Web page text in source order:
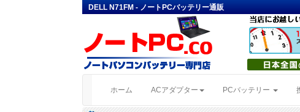
DELL N71FM - ノートPCバッテリー通販
ホーム (current)ACアダプター PCバッテリー